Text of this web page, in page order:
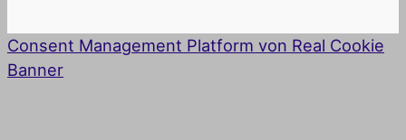
Consent Management Platform von Real Cookie
Banner